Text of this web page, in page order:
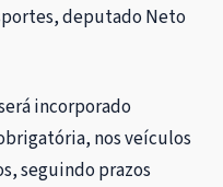
deputado Neto
incorporado
nos veículos
seguindo prazos